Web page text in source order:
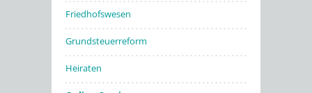
Friedhofswesen
Grundsteuerreform
Heiraten